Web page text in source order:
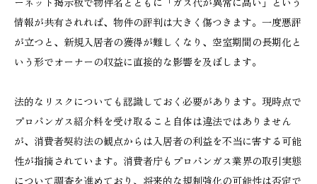
情報が共有されれば、物件の評判は大きく傷つきます。一度悪評
が立つと、新規入居者の獲得が難しくなり、空室期間の長期化と
いう形でオーナーの収益に直接的な影響を及ぼします。
法的なリスクについても認識しておく必要があります。現時点で
プロパンガス紹介料を受け取ること自体は違法ではありません
が、消費者契約法の観点からは入居者の利益を不当に害する可能
性が指摘されています。消費者庁もプロパンガス業界の取引実態
について調査を進めており、将来的な規制強化の可能性は否定で